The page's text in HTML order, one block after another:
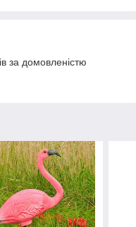
за домовленістю